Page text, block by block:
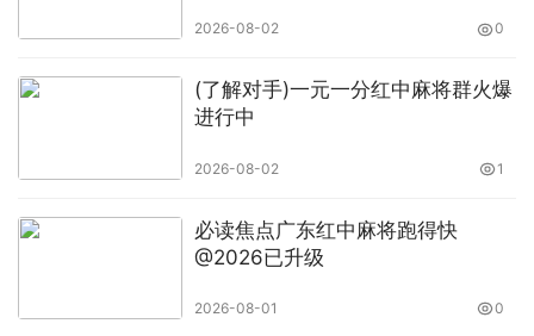
2026-08-02 0
(了解对手)一元一分红中麻将群火爆
进行中
2026-08-02 1
必读焦点广东红中麻将跑得快
@2026已升级
2026-08-01 0